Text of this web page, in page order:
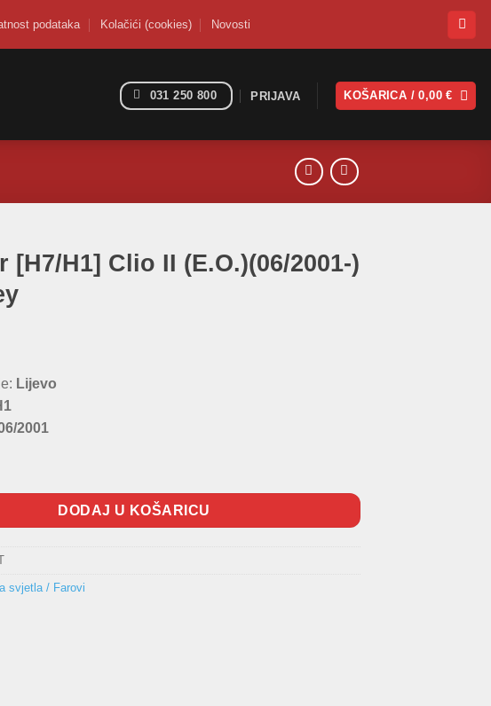
podataka Kolačići (cookies) Novosti
031 250 800 PRIJAVA KOŠARICA /0,00€
[H7/H1] Clio II (E.O.)(06/2001-)
Lijevo
2001
Clio II (E.O.)(06/2001-) TYC Grey količina
DODAJ U KOŠARICU
svjetla / Farovi